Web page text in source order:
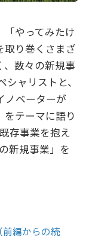
「やってみたけ
取り巻くさまざ
、数々の新規事
ャリストと、
ノベーターが
をテーマに語り
存事業を抱え
新規事業」を
前編からの続